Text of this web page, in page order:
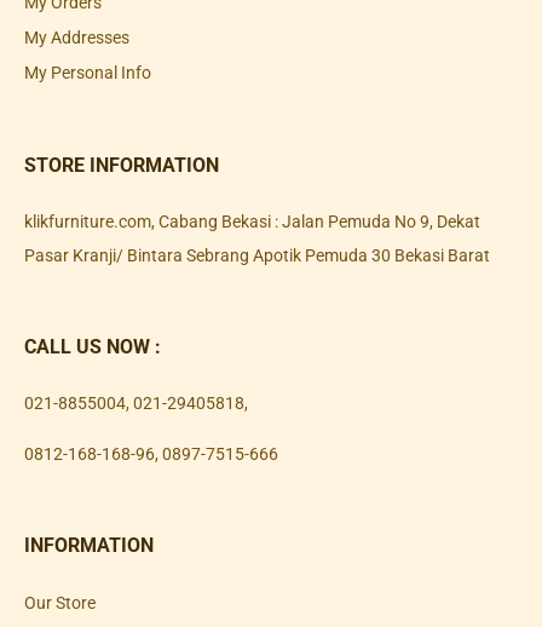
My Addresses
My Personal Info
STORE INFORMATION
klikfurniture.com, Cabang Bekasi : Jalan Pemuda No 9, Dekat
Pasar Kranji/ Bintara Sebrang Apotik Pemuda 30 Bekasi Barat
CALL US NOW :
021-8855004, 021-29405818,
0812-168-168-96, 0897-7515-666
INFORMATION
Our Store